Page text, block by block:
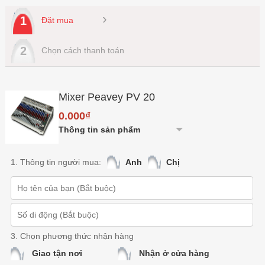
1 Đặt mua ›
2 Chọn cách thanh toán
Mixer Peavey PV 20
0.000₫
Thông tin sản phẩm
1. Thông tin người mua: Anh Chị
3. Chọn phương thức nhận hàng
Giao tận nơi
Nhận ở cửa hàng